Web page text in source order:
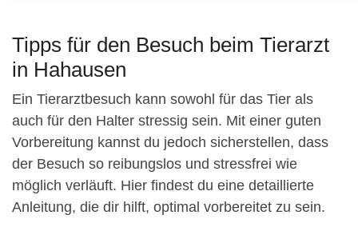
Tipps für den Besuch beim Tierarzt
in Hahausen
Ein Tierarztbesuch kann sowohl für das Tier als
auch für den Halter stressig sein. Mit einer guten
Vorbereitung kannst du jedoch sicherstellen, dass
der Besuch so reibungslos und stressfrei wie
möglich verläuft. Hier findest du eine detaillierte
Anleitung, die dir hilft, optimal vorbereitet zu sein.